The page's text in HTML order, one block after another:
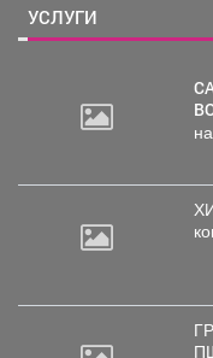
УСЛУГИ
САНТЕХНИКА - ПОВЕРКА